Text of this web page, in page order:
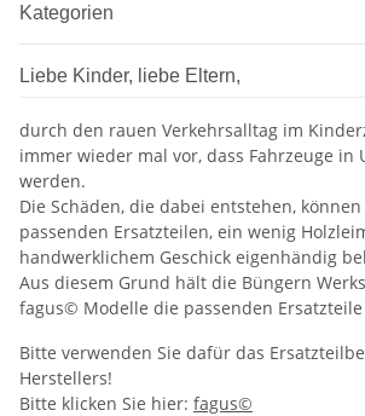
Kategorien
Liebe Kinder, liebe Eltern,
durch den rauen Verkehrsalltag im
immer wieder mal vor, dass Fahrzeuge in
werden.
Die Schäden, die dabei entstehen,
passenden Ersatzteilen, ein wenig
handwerklichem Geschick eigenhändig
Aus diesem Grund hält die Büngern
fagus© Modelle die passenden
Bitte verwenden Sie dafür das
Herstellers!
Bitte klicken Sie hier: fagus©